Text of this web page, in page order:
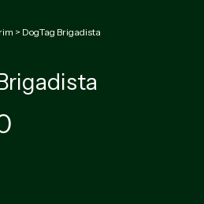
> DogTag Brigadista